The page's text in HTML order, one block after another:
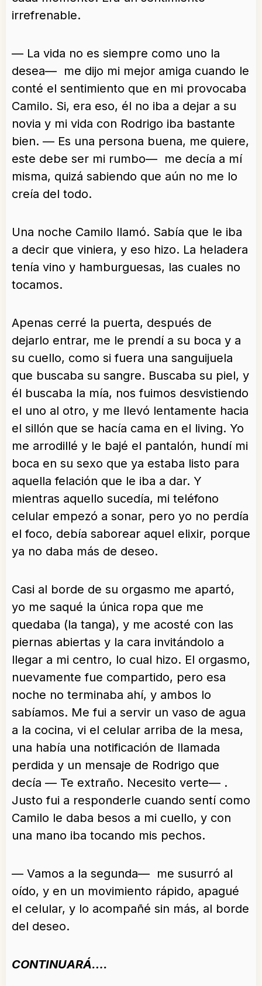
irrefrenable.
— La vida no es siempre como uno la
desea— me dijo mi mejor amiga cuando le
conté el sentimiento que en mi provocaba
Camilo. Si, era eso, él no iba a dejar a su
novia y mi vida con Rodrigo iba bastante
bien. — Es una persona buena, me quiere,
este debe ser mi rumbo— me decía a mí
misma, quizá sabiendo que aún no me lo
creía del todo.
Una noche Camilo llamó. Sabía que le iba
a decir que viniera, y eso hizo. La heladera
tenía vino y hamburguesas, las cuales no
tocamos.
Apenas cerré la puerta, después de
dejarlo entrar, me le prendí a su boca y a
su cuello, como si fuera una sanguijuela
que buscaba su sangre. Buscaba su piel, y
él buscaba la mía, nos fuimos desvistiendo
el uno al otro, y me llevó lentamente hacia
el sillón que se hacía cama en el living. Yo
me arrodillé y le bajé el pantalón, hundí mi
boca en su sexo que ya estaba listo para
aquella felación que le iba a dar. Y
mientras aquello sucedía, mi teléfono
celular empezó a sonar, pero yo no perdía
el foco, debía saborear aquel elixir, porque
ya no daba más de deseo.
Casi al borde de su orgasmo me apartó,
yo me saqué la única ropa que me
quedaba (la tanga), y me acosté con las
piernas abiertas y la cara invitándolo a
llegar a mi centro, lo cual hizo. El orgasmo,
nuevamente fue compartido, pero esa
noche no terminaba ahí, y ambos lo
sabíamos. Me fui a servir un vaso de agua
a la cocina, vi el celular arriba de la mesa,
una había una notificación de llamada
perdida y un mensaje de Rodrigo que
decía — Te extraño. Necesito verte— .
Justo fui a responderle cuando sentí como
Camilo le daba besos a mi cuello, y con
una mano iba tocando mis pechos.
— Vamos a la segunda— me susurró al
oído, y en un movimiento rápido, apagué
el celular, y lo acompañé sin más, al borde
del deseo.
CONTINUARÁ….